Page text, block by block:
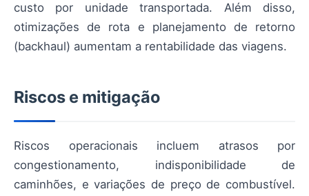
custo por unidade transportada. Além disso,
otimizações de rota e planejamento de retorno
(backhaul) aumentam a rentabilidade das viagens.
Riscos e mitigação
Riscos operacionais incluem atrasos por
congestionamento, indisponibilidade de
caminhões, e variações de preço de combustível.